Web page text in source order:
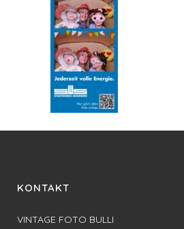
KONTAKT
VINTAGE FOTO BULLI